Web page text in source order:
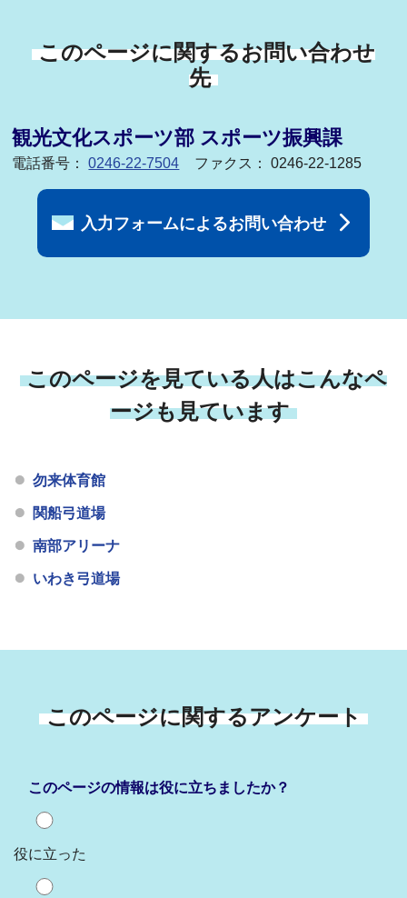
このページに関するお問い合わせ
先
観光文化スポーツ部 スポーツ振興課
電話番号：0246-22-7504 ファクス： 0246-22-1285
入力フォームによるお問い合わせ
このページを見ている人はこんなペ
ージも見ています
勿来体育館
関船弓道場
南部アリーナ
いわき弓道場
このページに関するアンケート
このページの情報は役に立ちましたか？
役に立った